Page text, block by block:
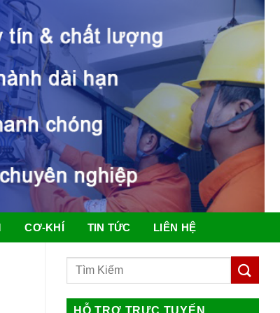
CƠ-KHÍ TIN TỨC LIÊN HỆ